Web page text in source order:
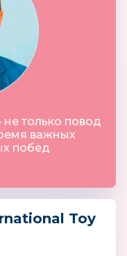
только повод
важных
побед
Toy